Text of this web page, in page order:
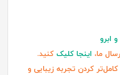
ابرو
ما، اینجا کلیک کنید.
کردن تجربه زیبایی و